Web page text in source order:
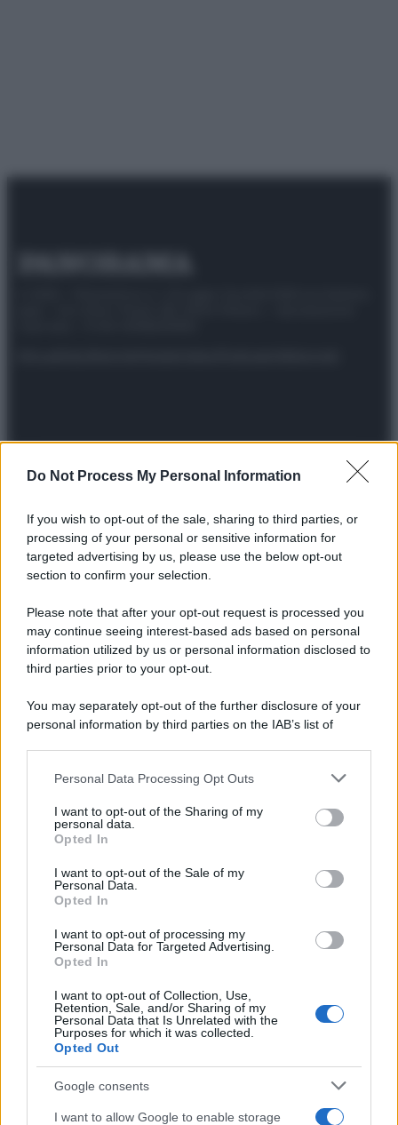
Do Not Process My Personal Information
If you wish to opt-out of the sale, sharing to third parties, or
processing of your personal or sensitive information for
targeted advertising by us, please use the below opt-out
section to confirm your selection.
Please note that after your opt-out request is processed you
may continue seeing interest-based ads based on personal
information utilized by us or personal information disclosed to
third parties prior to your opt-out.
You may separately opt-out of the further disclosure of your
personal information by third parties on the IAB’s list of
This information may also be disclosed by us to third parties
disclose it to other third parties.
Please note that this website/app uses one or more Google
services and may gather and store information including but
not limited to your visit or usage behaviour. You may click to
grant or deny consent to Google and its third-party tags to
consent section.
Personal Data Processing Opt Outs
I want to opt-out of the Sharing of my
personal data.
Opted In
I want to opt-out of the Sale of my
Personal Data.
Opted In
I want to opt-out of processing my
Personal Data for Targeted Advertising.
Opted In
I want to opt-out of Collection, Use,
Retention, Sale, and/or Sharing of my
Personal Data that Is Unrelated with the
Purposes for which it was collected.
Opted Out
Google consents
I want to allow Google to enable storage